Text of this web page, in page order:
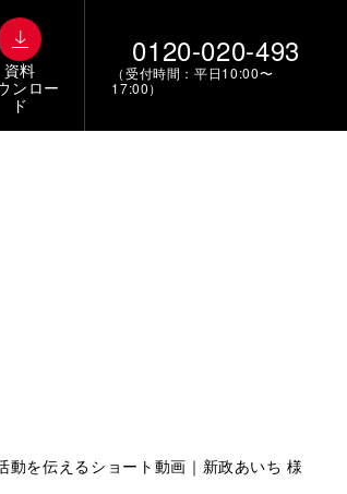
資料
ンロー
ド
0120-020-493
（受付時間：平日10:00〜
17:00）
動を伝えるショート動画｜新政あいち 様